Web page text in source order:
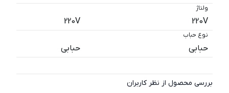
ولتاژ
220V
220V
نوع حباب
حبابی حبابی
بررسی محصول از نظر کاربران